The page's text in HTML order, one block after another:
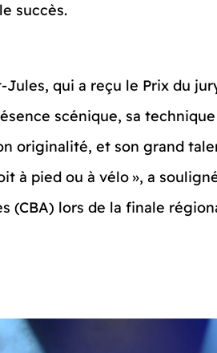
succès.
qui a reçu le Prix du
scénique, sa
originalité, et son grand
à pied ou à vélo », a
(CBA) lors de la finale